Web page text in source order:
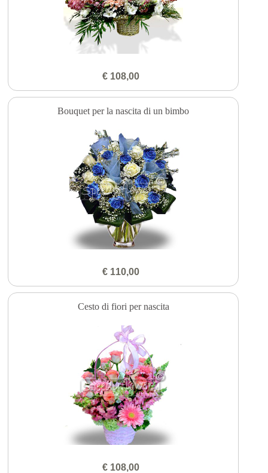
€ 108,00
Bouquet per la nascita di un bimbo
€ 110,00
Cesto di fiori per nascita
€ 108,00